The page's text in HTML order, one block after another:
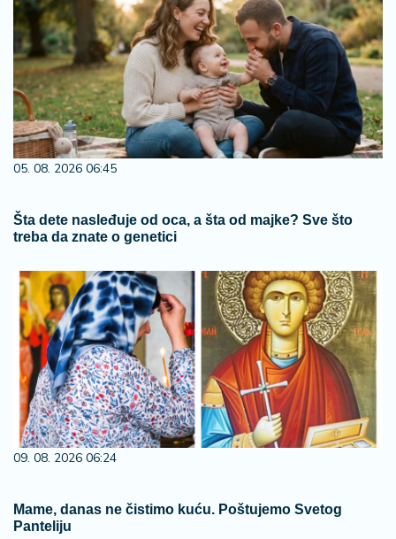
05. 08. 2026 06:45
Šta dete nasleđuje od oca, a šta od majke? Sve što
treba da znate o genetici
09. 08. 2026 06:24
Mame, danas ne čistimo kuću. Poštujemo Svetog
Panteliju